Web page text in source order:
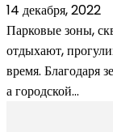
14 декабря, 2022
Парковые зоны,
отдыхают,
время. Благодаря
а городской...